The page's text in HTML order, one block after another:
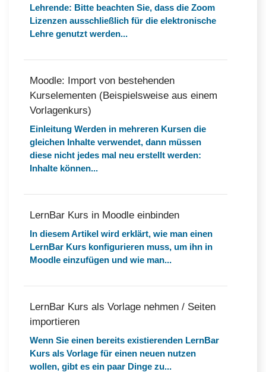
Lehrende: Bitte beachten Sie, dass die Zoom
Lizenzen ausschließlich für die elektronische
Lehre genutzt werden...
Moodle: Import von bestehenden
Kurselementen (Beispielsweise aus einem
Vorlagenkurs)
Einleitung Werden in mehreren Kursen die
gleichen Inhalte verwendet, dann müssen
diese nicht jedes mal neu erstellt werden:
Inhalte können...
LernBar Kurs in Moodle einbinden
In diesem Artikel wird erklärt, wie man einen
LernBar Kurs konfigurieren muss, um ihn in
Moodle einzufügen und wie man...
LernBar Kurs als Vorlage nehmen / Seiten
importieren
Wenn Sie einen bereits existierenden LernBar
Kurs als Vorlage für einen neuen nutzen
wollen, gibt es ein paar Dinge zu...